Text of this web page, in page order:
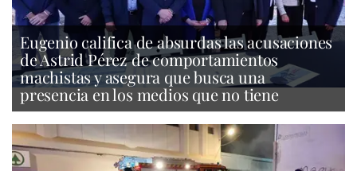
Eugenio califica de absurdas las acusaciones
de Astrid Pérez de comportamientos
machistas y asegura que busca una
presencia en los medios que no tiene